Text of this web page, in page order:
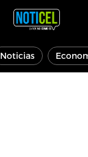
Noticias